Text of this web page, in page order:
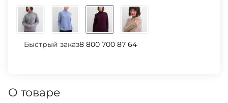
Быстрый заказ8 800 700 87 64
О товаре